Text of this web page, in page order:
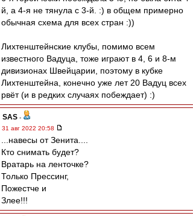
й, а 4-я не тянула с 3-й. :) в общем примерно
обычная схема для всех стран :))
Лихтенштейнские клубы, помимо всем
известного Вадуца, тоже играют в 4, 6 и 8-м
дивизионах Швейцарии, поэтому в кубке
Лихтенштейна, конечно уже лет 20 Вадуц всех
рвёт (и в редких случаях побеждает) :)
SAS -
31 авг 2022 20:58
...навесы от Зенита....
Кто снимать будет?
Вратарь на ленточке?
Только Прессинг,
Пожестче и
Злее!!!